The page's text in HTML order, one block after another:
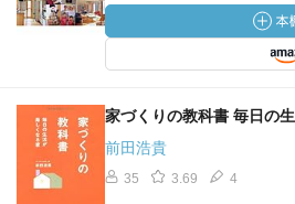
家づくりの教科書 毎日の
前田浩貴
35 3.69 4